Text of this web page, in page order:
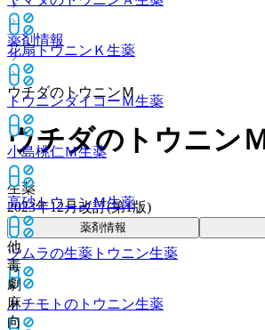
花扇トウニンＫ 生薬
トウニンダイコーＭ生薬
小島桃仁Ｍ生薬
高砂トウニンＭ生薬
ツムラの生薬トウニン生薬
トチモトのトウニン生薬
薬剤情報
ウチダのトウニンＭ
ウチダのトウニン
生薬
2023年12月改訂(第1版)
薬剤情報
他
毒
劇
麻
向